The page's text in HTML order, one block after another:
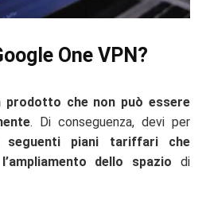
One VPN?
prodotto che non può essere
. Di conseguenza, devi per
seguenti piani tariffari che
dello spazio di